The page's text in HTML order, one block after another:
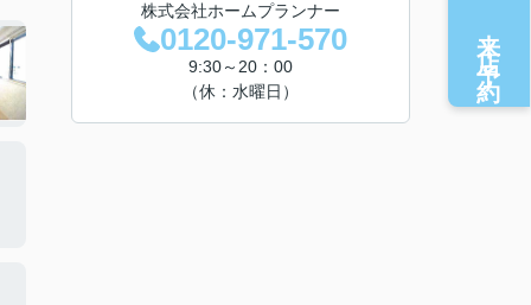
株式会社ホームプランナー
0120-971-570
9:30～20：00
（休：水曜日）
来店予約